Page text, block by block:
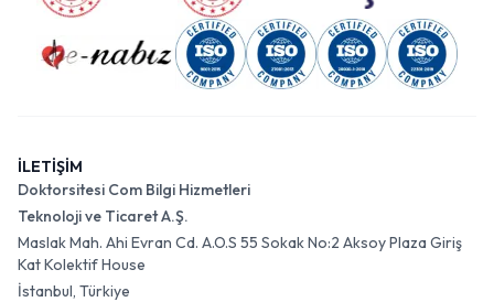
İLETİŞİM
Doktorsitesi Com Bilgi Hizmetleri
Teknoloji ve Ticaret A.Ş.
Maslak Mah. Ahi Evran Cd. A.O.S 55 Sokak No:2 Aksoy Plaza Giriş
Kat Kolektif House
İstanbul, Türkiye